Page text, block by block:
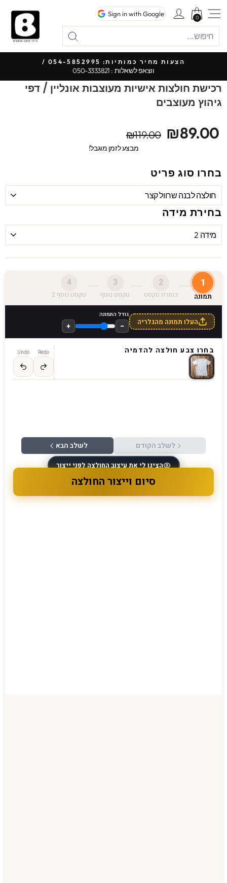
חיפוש
Sign in with Google
כניסה לחשבוןניווט באתר
0
0
עצור
מצגת
הצעות מחיר כמותיות: 054-5852995 /
ווצאפ לשאלות : 050-3333821
רכישת חולצות אישיות מעוצבות אונליין / דפי
גיהוץ מעוצבים
מחיר
מקורי
מחיר
מבצע
₪89.00
₪119.00
מבצע לזמן מוגבל!
בחרו סוג פריט
בחירת מידה